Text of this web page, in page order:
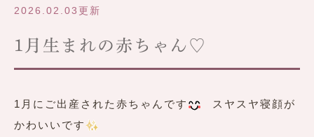
2026.02.03更新
1月生まれの赤ちゃん♡
1月にご出産された赤ちゃんです
スヤスヤ寝顔が
かわいいです